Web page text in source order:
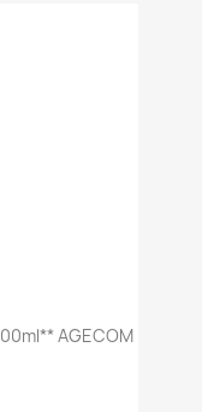
AGECOM